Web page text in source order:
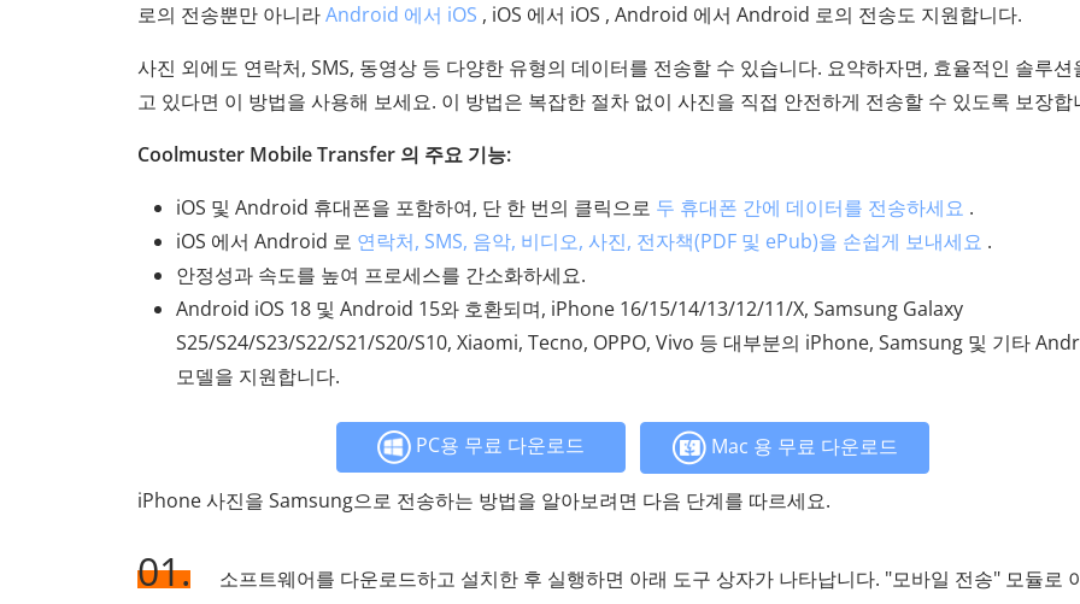
로의 전송뿐만 아니라Android 에서 iOS , iOS 에서 iOS , Android 에서 Android 로의 전송도 지원합니다.
사진 외에도 연락처, SMS, 동영상 등 다양한 유형의 데이터를 전송할 수 있습니다. 요약하자면, 효율적인 솔루션
고 있다면 이 방법을 사용해 보세요. 이 방법은 복잡한 절차 없이 사진을 직접 안전하게 전송할 수 있도록 보장합
Coolmuster Mobile Transfer 의 주요 기능:
iOS 및 Android 휴대폰을 포함하여, 단 한 번의 클릭으로 두 휴대폰 간에 데이터를 전송하세요 .
iOS 에서 Android 로 연락처, SMS, 음악, 비디오, 사진, 전자책(PDF 및 ePub)을 손쉽게 보내세요 .
안정성과 속도를 높여 프로세스를 간소화하세요.
Android iOS 18 및 Android 15와 호환되며, iPhone 16/15/14/13/12/11/X, Samsung Galaxy
S25/S24/S23/S22/S21/S20/S10, Xiaomi, Tecno, OPPO, Vivo 등 대부분의 iPhone, Samsung 및 기타
모델을 지원합니다.
PC용 무료 다운로드 Mac 용 무료 다운로드
iPhone 사진을 Samsung으로 전송하는 방법을 알아보려면 다음 단계를 따르세요.
01.
소프트웨어를 다운로드하고 설치한 후 실행하면 아래 도구 상자가 나타납니다. "모바일 전송" 모듈로